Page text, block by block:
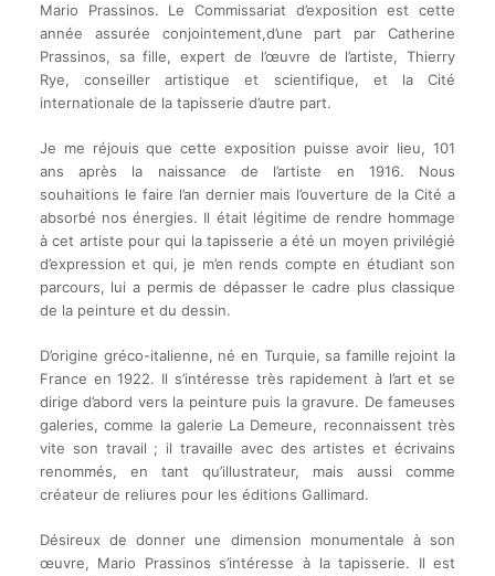
Mario Prassinos. Le Commissariat d’exposition est cette
année assurée conjointement,d’une part par Catherine
Prassinos, sa fille, expert de l’œuvre de l’artiste, Thierry
Rye, conseiller artistique et scientifique, et la Cité
internationale de la tapisserie d’autre part.
Je me réjouis que cette exposition puisse avoir lieu, 101
ans après la naissance de l’artiste en 1916. Nous
souhaitions le faire l’an dernier mais l’ouverture de la Cité a
absorbé nos énergies. Il était légitime de rendre hommage
à cet artiste pour qui la tapisserie a été un moyen privilégié
d’expression et qui, je m’en rends compte en étudiant son
parcours, lui a permis de dépasser le cadre plus classique
de la peinture et du dessin.
D’origine gréco-italienne, né en Turquie, sa famille rejoint la
France en 1922. Il s’intéresse très rapidement à l’art et se
dirige d’abord vers la peinture puis la gravure. De fameuses
galeries, comme la galerie La Demeure, reconnaissent très
vite son travail ; il travaille avec des artistes et écrivains
renommés, en tant qu’illustrateur, mais aussi comme
créateur de reliures pour les éditions Gallimard.
Désireux de donner une dimension monumentale à son
œuvre, Mario Prassinos s’intéresse à la tapisserie. Il est